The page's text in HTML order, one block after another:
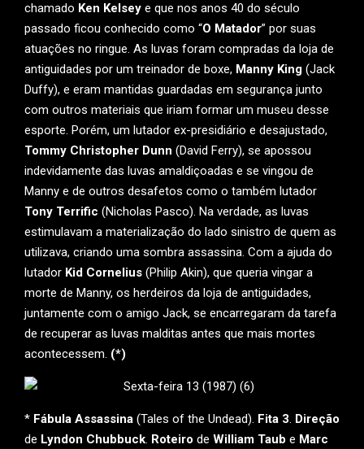
chamado Ken Kelsey e que nos anos 40 do século
passado ficou conhecido como “O Matador” por suas
atuações no ringue. As luvas foram compradas da loja de
antiguidades por um treinador de boxe, Manny King (Jack
Duffy), e eram mantidas guardadas em segurança junto
com outros materiais que iriam formar um museu desse
esporte. Porém, um lutador ex-presidiário e desajustado,
Tommy Christopher Dunn (David Ferry), se apossou
indevidamente das luvas amaldiçoadas e se vingou de
Manny e de outros desafetos como o também lutador
Tony Terrific (Nicholas Pasco). Na verdade, as luvas
estimulavam a materialização do lado sinistro de quem as
utilizava, criando uma sombra assassina. Com a ajuda do
lutador Kid Cornelius (Philip Akin), que queria vingar a
morte de Manny, os herdeiros da loja de antiguidades,
juntamente com o amigo Jack, se encarregaram da tarefa
de recuperar as luvas malditas antes que mais mortes
acontecessem. (*)
* Fábula Assassina (Tales of the Undead). Fita 3. Direção
de Lyndon Chubbuck. Roteiro de William Taub e Marc